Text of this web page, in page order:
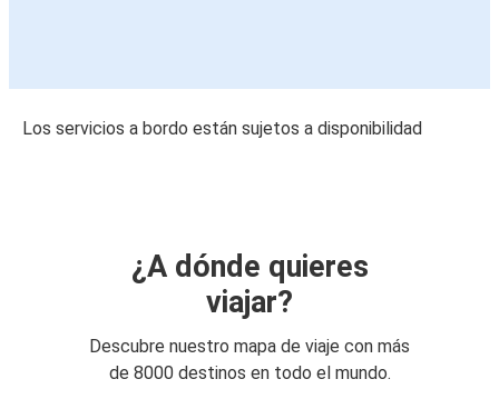
Los servicios a bordo están sujetos a disponibilidad
¿A dónde quieres
viajar?
Descubre nuestro mapa de viaje con más
de 8000 destinos en todo el mundo.